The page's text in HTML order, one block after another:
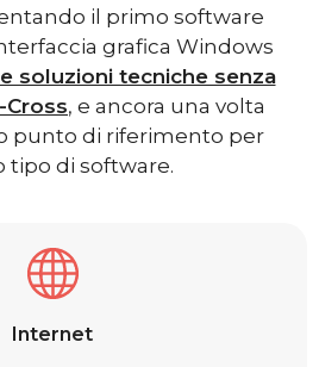
il primo software
grafica Windows
soluzioni tecniche senza
Cross, e ancora una volta
punto di riferimento per
tipo di software.
Internet